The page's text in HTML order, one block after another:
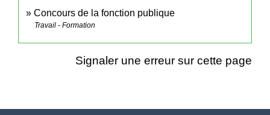
Concours de la fonction publique
Travail - Formation
Signaler une erreur sur cette page